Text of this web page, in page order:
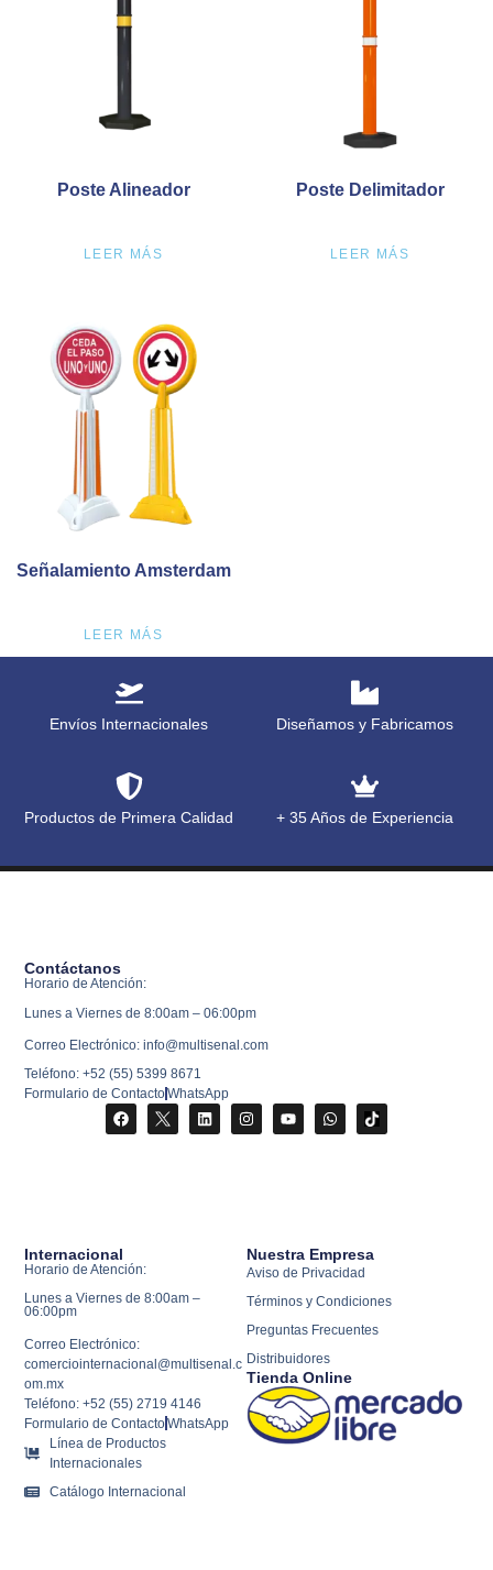
Poste Alineador
LEER MÁS
Poste Delimitador
LEER MÁS
Señalamiento Amsterdam
LEER MÁS
Envíos Internacionales Diseñamos y Fabricamos
Productos de Primera Calidad + 35 Años de Experiencia
Nuestra Empresa
Aviso de Privacidad
Términos y Condiciones
Preguntas Frecuentes
Distribuidores
Tienda Online
Internacional
Horario de Atención:
Lunes a Viernes de 8:00am –
06:00pm
Correo Electrónico:
comerciointernacional@multisenal.c
om.mx
Teléfono: +52 (55) 2719 4146
Formulario de ContactoWhatsApp
Línea de Productos
Internacionales
Catálogo Internacional
Contáctanos
Horario de Atención:
Lunes a Viernes de 8:00am – 06:00pm
Correo Electrónico: info@multisenal.com
Teléfono: +52 (55) 5399 8671
Formulario de ContactoWhatsApp